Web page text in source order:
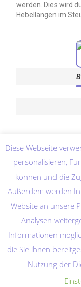
werden. Dies wird
Hebellängen im
Home Abkürzungen
Diese Webseite
personalisieren,
können und die
Außerdem werden
Website an unsere
Analysen
Informationen
die Sie ihnen
Nutzung der